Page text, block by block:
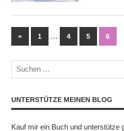
Beiträge
«Vorherige
Beiträge
1 … 4 5 6
UNTERSTÜTZE MEINEN BLOG
Kauf mir ein Buch und unterstütze